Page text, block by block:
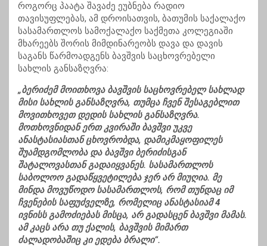
როგორც პაატა შავაძე ეუბნება რადიო
თავისუფლებას, ამ დროისათვის, ბათუმის საქალაქო
სასამართლოს სამოქალაქო საქმეთა კოლეგიაში
მხარეებს შორის მიმდინარეობს დავა და დავის
საგანს წარმოადგენს ბავშვის საცხოვრებელი
სახლის განსაზღვრა:
„ბერიძემ მოითხოვა ბავშვის საცხოვრებელ სახლად
მისი სახლის განსაზღვრა, თუმცა ჩვენ შესაგებლით
მოვითხოვეთ დედის სახლის განსაზღვრა.
მოთხოვნიდან ერთ კვირაში ბავშვი უკვე
ანასტასიასთან ცხოვრობდა, დამიკმაყოფილეს
შუამდგომლობა და ბავშვი ბერიძისგან
შატალოვასთან გადაიყვანეს. სასამართლოს
საბოლოო გადაწყვეტილება ჯერ არ მიუღია. მე
მინდა მოვუწოდო სასამართლოს, რომ თუნდაც იმ
ჩვენების საფუძველზე, რომელიც ანასტასიამ 4
ივნისს გამოძიებას მისცა, არ გადასცენ ბავშვი მამას.
ამ კაცს არა თუ ქალის, ბავშვის მიმართ
ძალადობაშიც კი ედება ბრალი“.